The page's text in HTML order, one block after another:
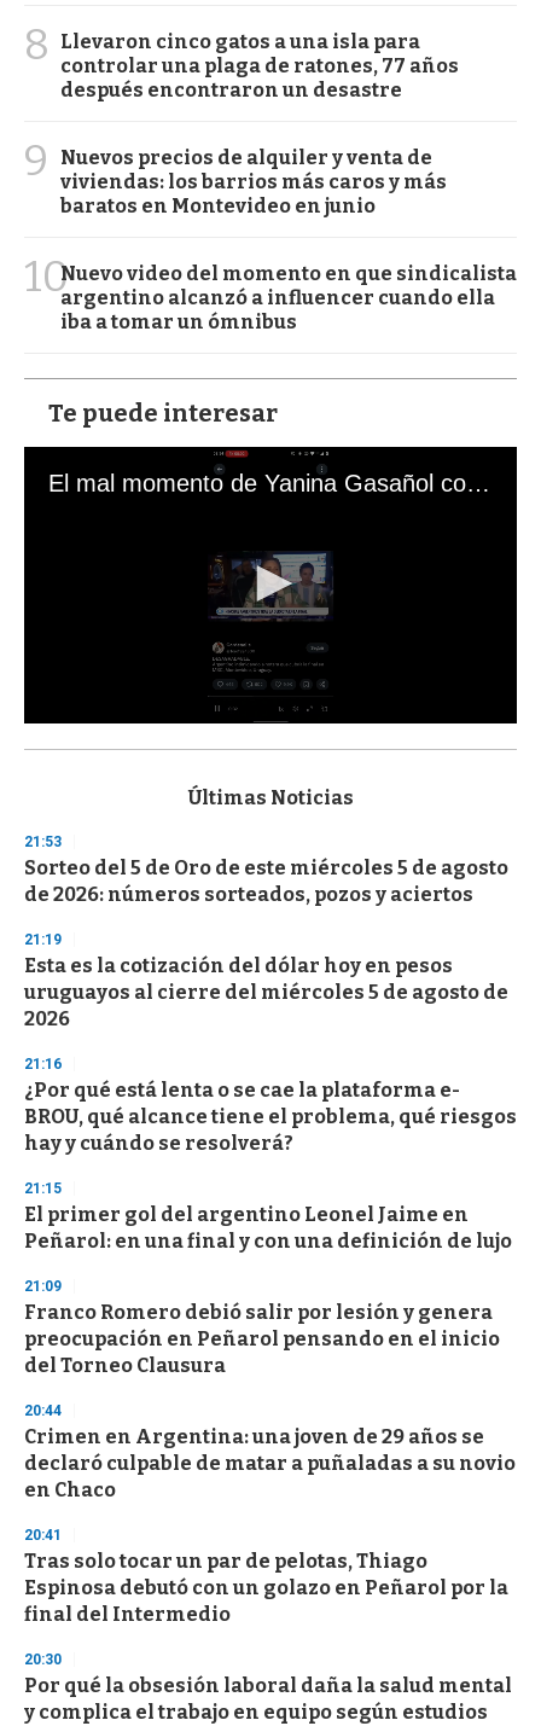
8
Llevaron cinco gatos a una isla para
controlar una plaga de ratones, 77 años
después encontraron un desastre
9
Nuevos precios de alquiler y venta de
viviendas: los barrios más caros y más
baratos en Montevideo en junio
10Nuevo video del momento en que sindicalista
argentino alcanzó a influencer cuando ella
iba a tomar un ómnibus
Te puede interesar
El mal momento de Yanina Gasañol con un hincha argentino en "Subrayado"
s
d
s
o
f
3
s
c
o
d
Últimas Noticias
21:53
Sorteo del 5 de Oro de este miércoles 5 de agosto
de 2026: números sorteados, pozos y aciertos
21:19
Esta es la cotización del dólar hoy en pesos
uruguayos al cierre del miércoles 5 de agosto de
2026
21:16
¿Por qué está lenta o se cae la plataforma e-
BROU, qué alcance tiene el problema, qué riesgos
hay y cuándo se resolverá?
21:15
El primer gol del argentino Leonel Jaime en
Peñarol: en una final y con una definición de lujo
21:09
Franco Romero debió salir por lesión y genera
preocupación en Peñarol pensando en el inicio
del Torneo Clausura
20:44
Crimen en Argentina: una joven de 29 años se
declaró culpable de matar a puñaladas a su novio
en Chaco
20:41
Tras solo tocar un par de pelotas, Thiago
Espinosa debutó con un golazo en Peñarol por la
final del Intermedio
20:30
Por qué la obsesión laboral daña la salud mental
y complica el trabajo en equipo según estudios